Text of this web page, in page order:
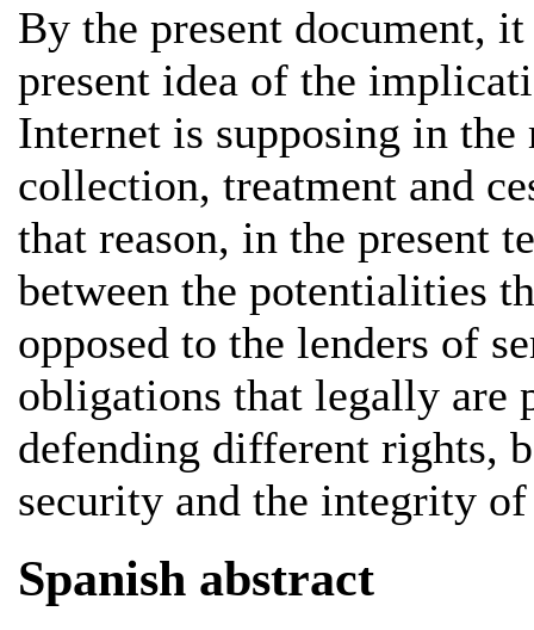
By the present document,
present idea of the
Internet is supposing in
collection, treatment and
that reason, in the present
between the potentialities
opposed to the lenders of
obligations that legally are
defending different rights,
security and the integrity
Spanish abstract